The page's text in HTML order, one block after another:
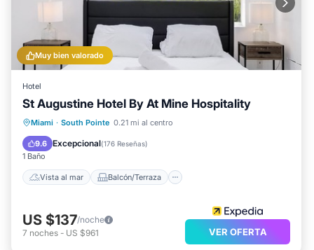
Muy bien valorado
Hotel
St Augustine Hotel By At Mine Hospitality
Miami · South Pointe 0.21 mi al centro
9.6 Excepcional(176 Reseñas)
1 Baño
Vista al mar Balcón/Terraza
Vista al mar
Balcón/Terraza
Vistas
Cocina
US $137/noche
7 noches - US $961 VER OFERTA